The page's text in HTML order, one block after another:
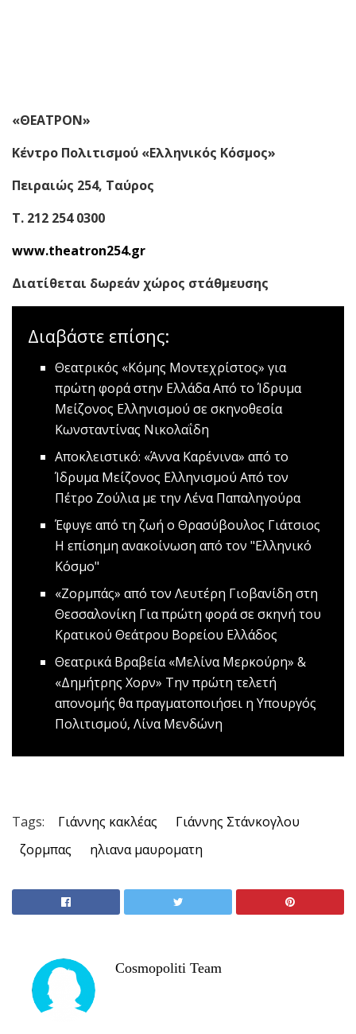
«ΘΕΑΤΡΟΝ»
Κέντρο Πολιτισμού «Ελληνικός Κόσμος»
Πειραιώς 254, Ταύρος
Τ. 212 254 0300
www.theatron254.gr
Διατίθεται δωρεάν χώρος στάθμευσης
Διαβάστε επίσης:
Θεατρικός «Κόμης Μοντεχρίστος» για
πρώτη φορά στην ΕλλάδαΑπό το Ίδρυμα
Μείζονος Ελληνισμού σε σκηνοθεσία
Κωνσταντίνας Νικολαΐδη
Aποκλειστικό: «Άννα Καρένινα» από το
Ίδρυμα Μείζονος Ελληνισμού Από τον
Πέτρο Ζούλια με την Λένα Παπαληγούρα
Έφυγε από τη ζωή ο Θρασύβουλος Γιάτσιος
Η επίσημη ανακοίνωση από τον "Ελληνικό
Κόσμο"
«Ζορμπάς» από τον Λευτέρη Γιοβανίδη στη
Θεσσαλονίκη Για πρώτη φορά σε σκηνή του
Κρατικού Θεάτρου Βορείου Ελλάδος
Θεατρικά Βραβεία «Μελίνα Μερκούρη» &
«Δημήτρης Χορν» Την πρώτη τελετή
απονομής θα πραγματοποιήσει η Υπουργός
Πολιτισμού, Λίνα Μενδώνη
Tags: Γιάννης κακλέας
Γιάννης Στάνκογλου
ζορμπας
ηλιανα μαυροματη
Cosmopoliti Team